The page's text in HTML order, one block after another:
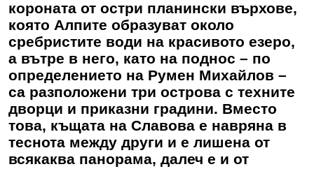
короната от остри планински върхове,
която Алпите образуват около
сребристите води на красивото езеро,
а вътре в него, като на поднос – по
определението на Румен Михайлов –
са разположени три острова с техните
дворци и приказни градини. Вместо
това, къщата на Славова е навряна в
теснота между други и е лишена от
всякаква панорама, далеч е и от